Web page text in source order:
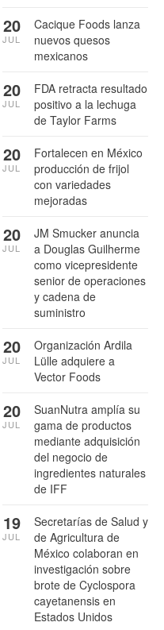
Cacique Foods lanza
nuevos quesos
mexicanos
20
JUL
FDA retracta resultado
positivo a la lechuga
de Taylor Farms
20
JUL
Fortalecen en México
producción de frijol
con variedades
mejoradas
20
JUL
JM Smucker anuncia
a Douglas Guilherme
como vicepresidente
senior de operaciones
y cadena de
suministro
20
JUL
Organización Ardila
Lülle adquiere a
Vector Foods
20
JUL
SuanNutra amplía su
gama de productos
mediante adquisición
del negocio de
ingredientes naturales
de IFF
20
JUL
Secretarías de Salud y
de Agricultura de
México colaboran en
investigación sobre
brote de Cyclospora
cayetanensis en
Estados Unidos
19
JUL